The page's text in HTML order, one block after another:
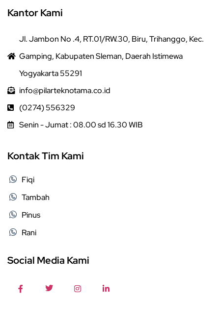
Kantor Kami
Jl. Jambon No .4, RT.01/RW.30, Biru, Trihanggo, Kec.
Gamping, Kabupaten Sleman, Daerah Istimewa
Yogyakarta 55291
info@pilarteknotama.co.id
(0274) 556329
Senin - Jumat : 08.00 sd 16.30 WIB
Kontak Tim Kami
Fiqi
Tambah
Pinus
Rani
Social Media Kami